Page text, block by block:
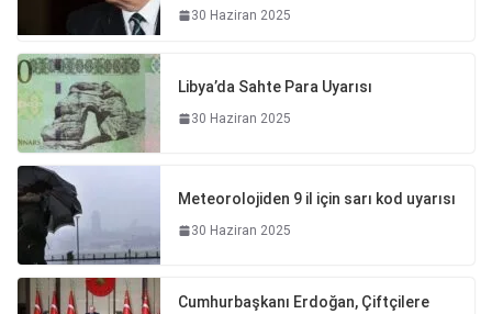
30 Haziran 2025
Libya’da Sahte Para Uyarısı
30 Haziran 2025
Meteorolojiden 9 il için sarı kod uyarısı
30 Haziran 2025
Cumhurbaşkanı Erdoğan, Çiftçilere